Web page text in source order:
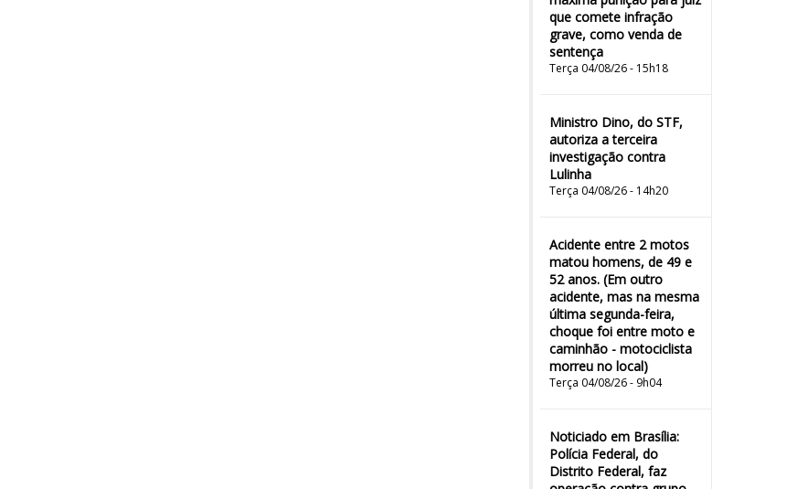
que comete infração
grave, como venda de
sentença
Terça 04/08/26 - 15h18
Ministro Dino, do STF,
autoriza a terceira
investigação contra
Lulinha
Terça 04/08/26 - 14h20
Acidente entre 2 motos
matou homens, de 49 e
52 anos. (Em outro
acidente, mas na mesma
última segunda-feira,
choque foi entre moto e
caminhão - motociclista
morreu no local)
Terça 04/08/26 - 9h04
Noticiado em Brasília:
Polícia Federal, do
Distrito Federal, faz